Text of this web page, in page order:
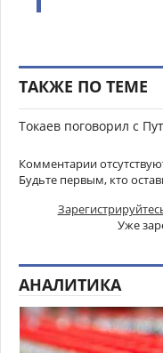
ТАКЖЕ ПО ТЕМЕ
Токаев поговорил с
Комментарии
Будьте первым, кто
Уже
АНАЛИТИКА